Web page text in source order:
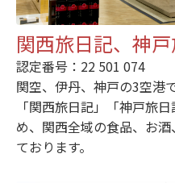
関西旅日記、神
認定番号：22 501 074
関空、伊丹、神戸の3空港
「関西旅日記」「神戸旅
め、関西全域の食品、お
ております。